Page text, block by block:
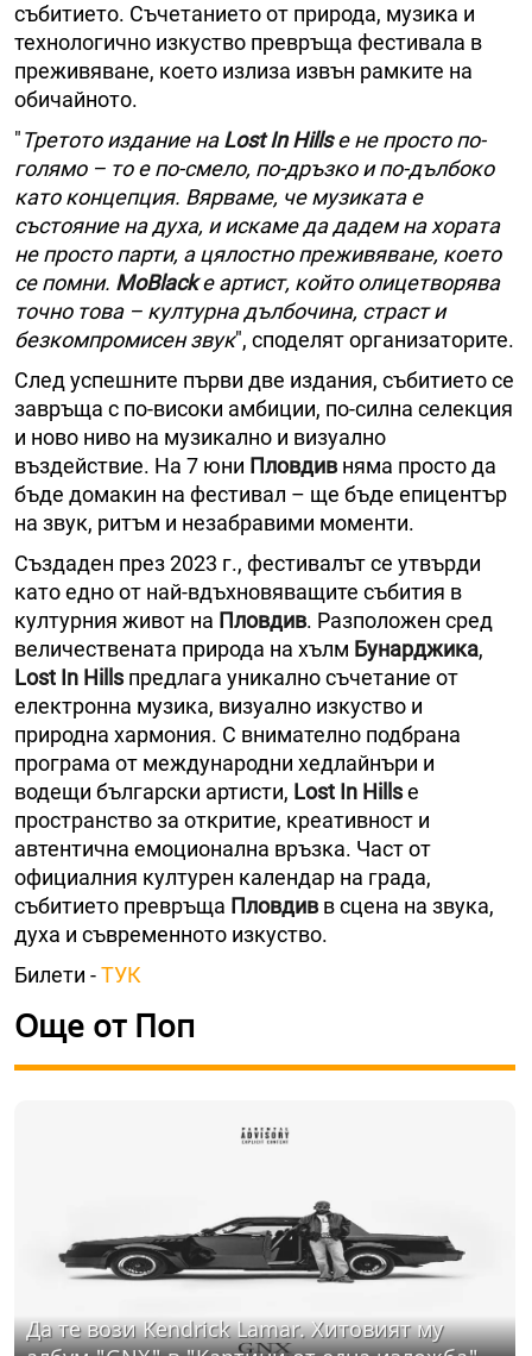
събитието. Съчетанието от природа, музика и
технологично изкуство превръща фестивала в
преживяване, което излиза извън рамките на
обичайното.
"Третото издание наLost In Hillsе не просто по-
голямо – то е по-смело, по-дръзко и по-дълбоко
като концепция. Вярваме, че музиката е
състояние на духа, и искаме да дадем на хората
не просто парти, а цялостно преживяване, което
се помни. MoBlackе артист, който олицетворява
точно това – културна дълбочина, страст и
безкомпромисен звук", споделят организаторите.
След успешните първи две издания, събитието се
завръща с по-високи амбиции, по-силна селекция
и ново ниво на музикално и визуално
въздействие. На 7 юни Пловдив няма просто да
бъде домакин на фестивал – ще бъде епицентър
на звук, ритъм и незабравими моменти.
Създаден през 2023 г., фестивалът се утвърди
като едно от най-вдъхновяващите събития в
културния живот на Пловдив. Разположен сред
величествената природа на хълм Бунарджика,
Lost In Hills предлага уникално съчетание от
електронна музика, визуално изкуство и
природна хармония. С внимателно подбрана
програма от международни хедлайнъри и
водещи български артисти, Lost In Hillsе
пространство за откритие, креативност и
автентична емоционална връзка. Част от
официалния културен календар на града,
събитието превръща Пловдив в сцена на звука,
духа и съвременното изкуство.
Билети -ТУК
Още от Поп
Да те вози Kendrick Lamar. Хитовият му